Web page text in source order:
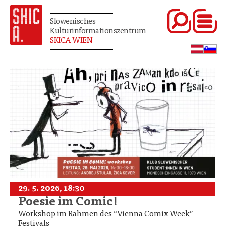
Slowenisches
Kulturinformationszentrum
SKICA WIEN
29. 5. 2026, 18:30
Poesie im Comic!
Workshop im Rahmen des “Vienna Comix Week”-
Festivals